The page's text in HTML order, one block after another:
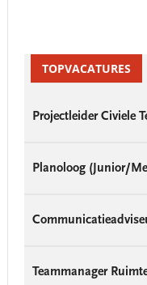
SidebarTOPVACATURES
Projectleider Civiele
Planoloog (Junior/
Teammanager